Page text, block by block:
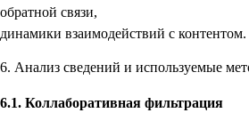
обратной связи,
динамики взаимодействий с контентом.
6. Анализ сведений и используемые
6.1. Коллаборативная фильтрация